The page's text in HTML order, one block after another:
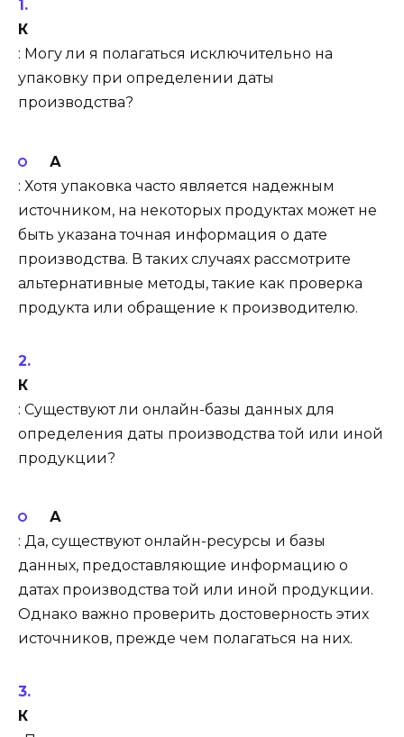
К
: Могу ли я полагаться исключительно на
упаковку при определении даты
производства?
А
: Хотя упаковка часто является надежным
источником, на некоторых продуктах может не
быть указана точная информация о дате
производства. В таких случаях рассмотрите
альтернативные методы, такие как проверка
продукта или обращение к производителю.
К
: Существуют ли онлайн-базы данных для
определения даты производства той или иной
продукции?
А
: Да, существуют онлайн-ресурсы и базы
данных, предоставляющие информацию о
датах производства той или иной продукции.
Однако важно проверить достоверность этих
источников, прежде чем полагаться на них.
К